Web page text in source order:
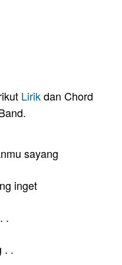
Lirikdan Chord
sayang
inget
.
. .